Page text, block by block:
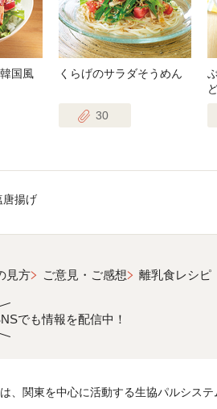
国風
くらげのサラダそうめん
30
唐揚げ
見方 ご意見・ご感想 離乳食レシピ
でも情報を配信中！
、関東を中心に活動する生協パルシステ